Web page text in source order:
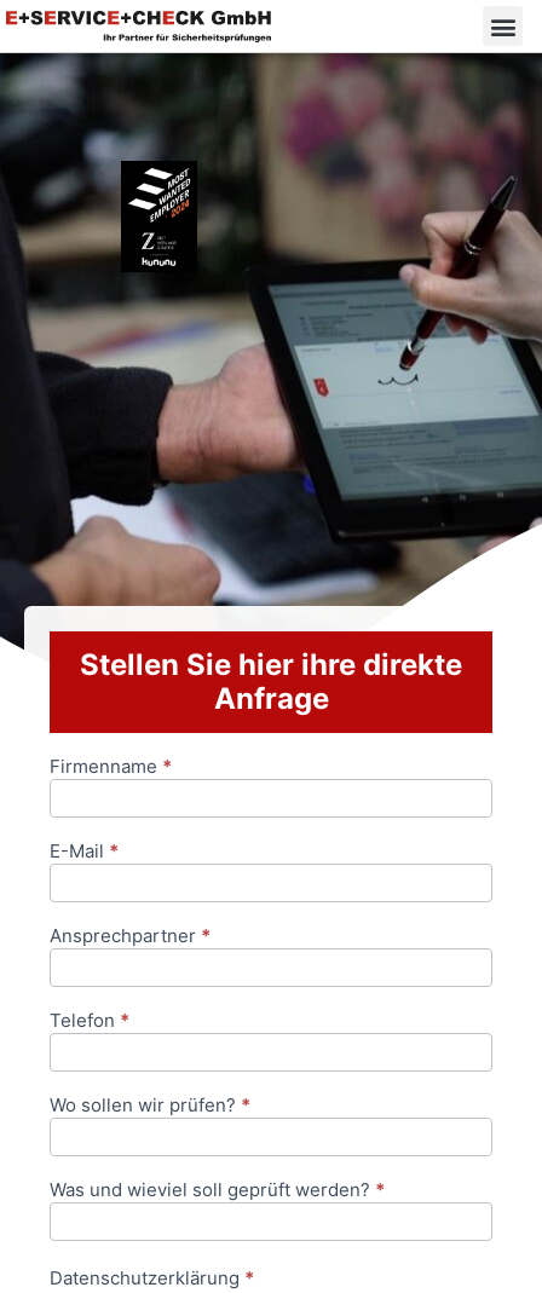
Stellen Sie hier ihre direkte
Anfrage
Anfrageformular
Firmenname *
E-Mail *
Ansprechpartner *
Telefon *
Wo sollen wir prüfen? *
Was und wieviel soll geprüft werden? *
Datenschutzerklärung *